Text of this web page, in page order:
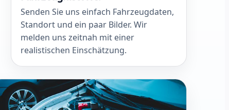
Senden Sie uns einfach Fahrzeugdaten,
Standort und ein paar Bilder. Wir
melden uns zeitnah mit einer
realistischen Einschätzung.